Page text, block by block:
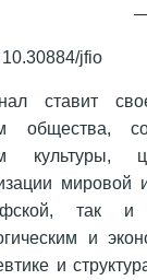
10.30884/jfio
ставит
общества,
культуры,
мировой
так и
и
и